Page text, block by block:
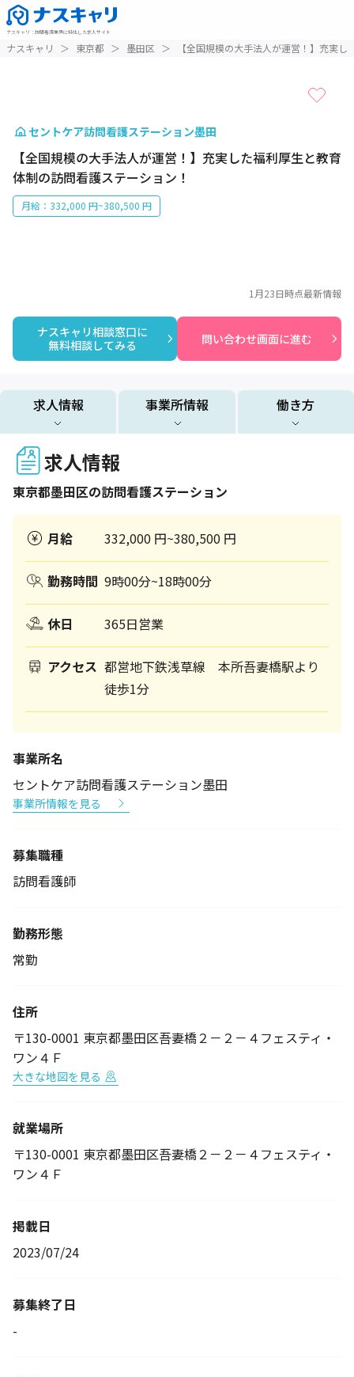
ナスキャリ ： 訪問看護業界に特化した求人サイト
ナスキャリ ＞ 東京都 ＞ 墨田区 ＞ 【全国規模の大手法人が運営！】充実
セントケア訪問看護ステーション墨田
【全国規模の大手法人が運営！】充実した福利厚生と教育
体制の訪問看護ステーション！
月給：332,000 円~380,500 円
ナスキャリ相談窓口に
無料相談してみる
問い合わせ画面に進む
1月23日時点最新情報
求人情報 事業所情報 働き方
求人情報
東京都墨田区の訪問看護ステーション
月給 332,000 円~380,500 円
勤務時間 9時00分~18時00分
休日 365日営業
アクセス 都営地下鉄浅草線 本所吾妻橋駅より
徒歩1分
事業所名
セントケア訪問看護ステーション墨田
事業所情報を見る
募集職種
訪問看護師
勤務形態
常勤
住所
〒130-0001 東京都墨田区吾妻橋２－２－４フェスティ・
ワン４Ｆ
大きな地図を見る
就業場所
〒130-0001 東京都墨田区吾妻橋２－２－４フェスティ・
ワン４Ｆ
掲載日
2023/07/24
募集終了日
-